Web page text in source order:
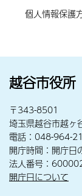
個人情報保護
越谷市役所
〒343-8501
埼玉県越谷市越ヶ
電話：048-964-
開庁時間：開庁
法人番号：
開庁日について